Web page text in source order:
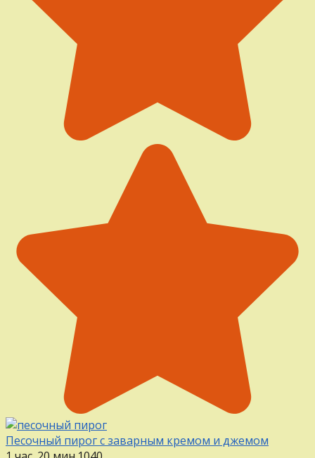
Песочный пирог с заварным кремом и джемом